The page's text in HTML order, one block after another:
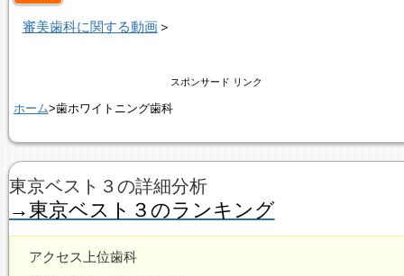
審美歯科に関する動画＞
スポンサード リンク
ホーム>歯ホワイトニング歯科
東京ベスト３の詳細分析
→東京ベスト３のランキング
アクセス上位歯科